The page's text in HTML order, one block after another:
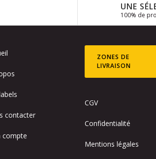
UNE
100% de
contacter
compte
ZONES DE
LIVRAISON
CGV
Confidentialité
Mentions légales